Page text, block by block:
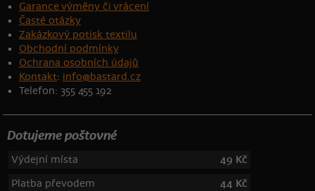
Garance výměny či vrácení
Časté otázky
Zakázkový potisk textilu
Obchodní podmínky
Ochrana osobních údajů
Kontakt: info@bastard.cz
Telefon: 355 455 192
Dotujeme poštovné
Výdejní místa
49 Kč
Platba převodem
44 Kč